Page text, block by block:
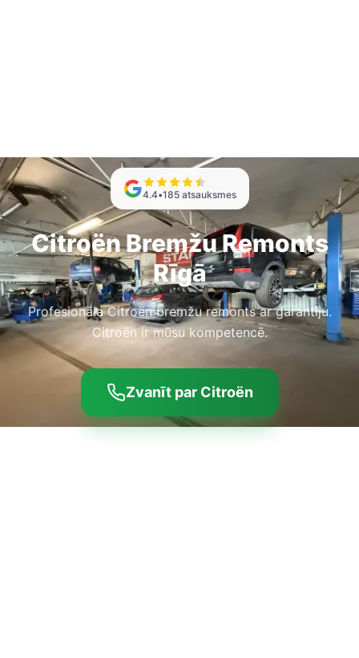
4.4•185 atsauksmes
Citroën Bremžu Remonts
Rīgā
Profesionāla Citroën bremžu remonts ar garantiju.
Citroën ir mūsu kompetencē.
Zvanīt par Citroën